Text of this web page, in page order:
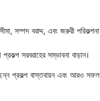
সম্পদ বরাদ্দ, এবং জরুরী পরিকল্পনা
সরবরাহের সম্ভাবনা বাড়ান।
প্রকল্প বাস্তবায়ন এবং আরও সফল